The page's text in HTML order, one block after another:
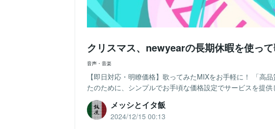
クリスマス、newyearの長期休暇を使っ
音声・音楽
【即日対応・明瞭価格】歌ってみたMIXをお手軽に！ 「高
たのために、シンプルでお手頃な価格設定でサービスを提
メッシとイタ飯
2024/12/15 00:13